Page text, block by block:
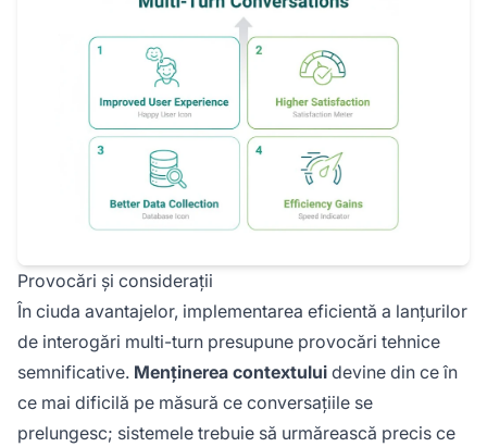
Provocări și considerații
În ciuda avantajelor, implementarea eficientă a lanțurilor
de interogări multi-turn presupune provocări tehnice
semnificative. Menținerea contextului devine din ce în
ce mai dificilă pe măsură ce conversațiile se
prelungesc; sistemele trebuie să urmărească precis ce